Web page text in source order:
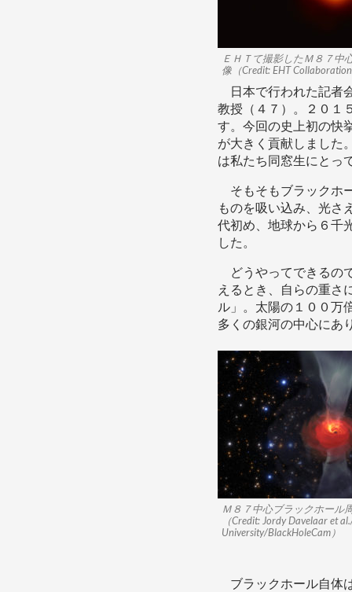
ＥＨＴて撮影したＭ８７中
像（Credit: EHT
日本で行われた記者
教授（４７）。２０１
す。今回の史上初の快
が大きく貢献しました
は私たち同窓生にとっ
そもそもブラックホ
ものを吸い込み、光さ
代初め、地球から６千
した。
どうやってできるの
えるとき、自らの重さ
ル」。太陽の１００万
多くの銀河の中心にあ
Ｍ８７中心ブラックホール
（Credit: Jordy Davelaar et
University/BlackHoleCam）
ブラックホール自体